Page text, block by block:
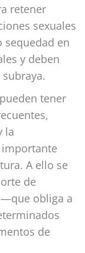
retener
sexuales
sequedad en
y deben
tener
la
A ello se
de
obliga a
de